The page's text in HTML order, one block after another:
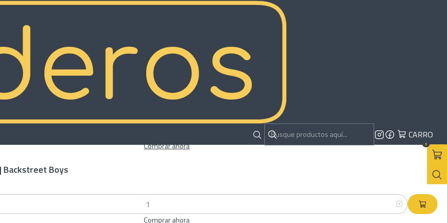
CARRO
0
Musicales
Comprar ahora
Backstreet Boys
Comprar ahora